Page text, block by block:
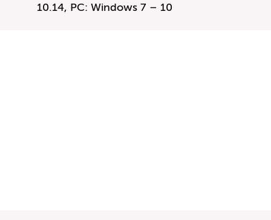
10.14, PC: Windows 7 – 10